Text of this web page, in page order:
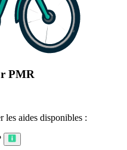
PMR
les aides disponibles :